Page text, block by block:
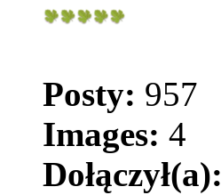
Posty: 957
Images: 4
Dołączył(a):